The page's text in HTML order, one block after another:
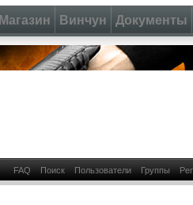
Магазин Винчун Документы
FAQ Поиск Пользователи Группы